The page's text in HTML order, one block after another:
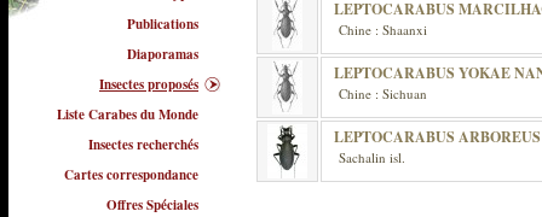
Publications
Diaporamas
Insectes proposés
Liste Carabes du Monde
Insectes recherchés
Cartes correspondance
Offres Spéciales
LEPTOCARABUS
Chine : Shaanxi
LEPTOCARABUS YOKAE
Chine : Sichuan
LEPTOCARABUS
Sachalin isl.